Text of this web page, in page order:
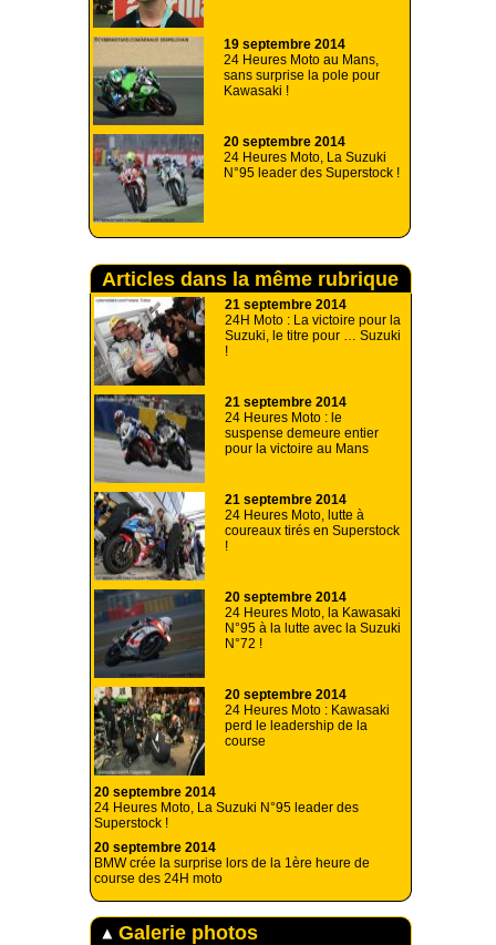
19 septembre 2014
24 Heures Moto au Mans,
sans surprise la pole pour
Kawasaki !
20 septembre 2014
24 Heures Moto, La Suzuki
N°95 leader des Superstock !
Articles dans la même rubrique
21 septembre 2014
24H Moto : La victoire pour la
Suzuki, le titre pour … Suzuki
!
21 septembre 2014
24 Heures Moto : le
suspense demeure entier
pour la victoire au Mans
21 septembre 2014
24 Heures Moto, lutte à
coureaux tirés en Superstock
!
20 septembre 2014
24 Heures Moto, la Kawasaki
N°95 à la lutte avec la Suzuki
N°72 !
20 septembre 2014
24 Heures Moto : Kawasaki
perd le leadership de la
course
20 septembre 2014
24 Heures Moto, La Suzuki N°95 leader des
Superstock !
20 septembre 2014
BMW crée la surprise lors de la 1ère heure de
course des 24H moto
Galerie photos